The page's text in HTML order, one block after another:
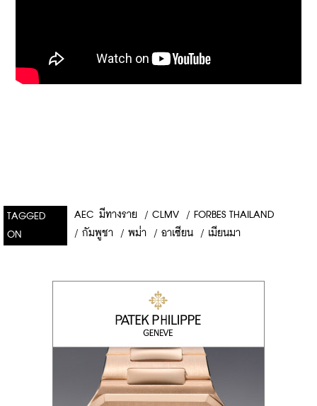
TAGGED
ON
AEC มีทางราย / CLMV / FORBES THAILAND
/ กัมพูชา / พม่า / อาเซียน / เมียนมา